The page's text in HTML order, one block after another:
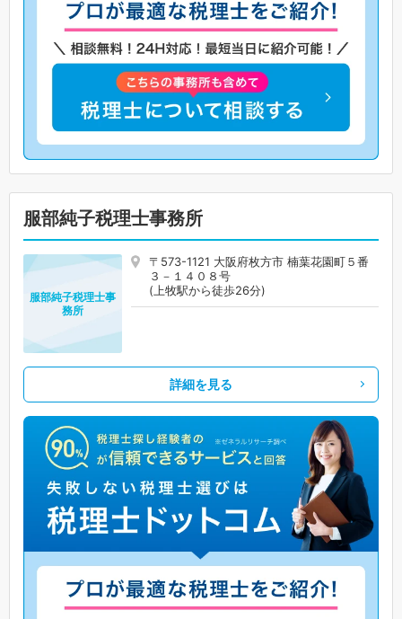
服部純子税理士事務所
〒573-1121 大阪府枚方市 楠葉花園町５番
３－１４０８号
(上牧駅から徒歩26分)
服部純子税理士事
務所
詳細を見る